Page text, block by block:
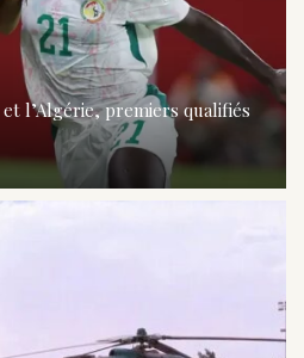
l’Algérie, premiers qualifiés